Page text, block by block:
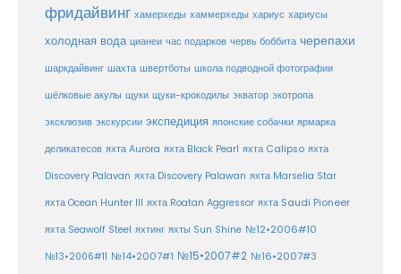
фридайвинг хамерхеды хаммерхеды хариус хариусы
холодная вода цианеи час подарков червь боббита черепахи
шаркдайвинг шахта швертботы школа подводной фотографии
шёлковые акулы щуки щуки-крокодилы экватор экотропа
эксклюзив экскурсии экспедиция японские собачки ярмарка
деликатесов яхта Aurora яхта Black Pearl яхта Calipso яхта
Discovery Palavan яхта Discovery Palawan яхта Marselia Star
яхта Ocean Hunter III яхта Roatan Aggressor яхта Saudi Pioneer
яхта Seawolf Steel яхтинг яхты Sun Shine №12•2006#10
№13•2006#11 №14•2007#1 №15•2007#2 №16•2007#3